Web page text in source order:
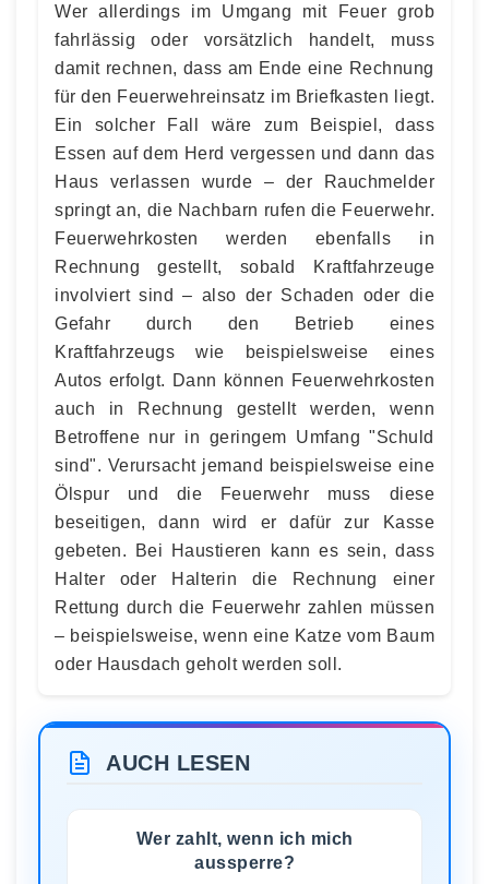
Wer allerdings im Umgang mit Feuer grob
fahrlässig oder vorsätzlich handelt, muss
damit rechnen, dass am Ende eine Rechnung
für den Feuerwehreinsatz im Briefkasten liegt.
Ein solcher Fall wäre zum Beispiel, dass
Essen auf dem Herd vergessen und dann das
Haus verlassen wurde – der Rauchmelder
springt an, die Nachbarn rufen die Feuerwehr.
Feuerwehrkosten werden ebenfalls in
Rechnung gestellt, sobald Kraftfahrzeuge
involviert sind – also der Schaden oder die
Gefahr durch den Betrieb eines
Kraftfahrzeugs wie beispielsweise eines
Autos erfolgt. Dann können Feuerwehrkosten
auch in Rechnung gestellt werden, wenn
Betroffene nur in geringem Umfang "Schuld
sind". Verursacht jemand beispielsweise eine
Ölspur und die Feuerwehr muss diese
beseitigen, dann wird er dafür zur Kasse
gebeten. Bei Haustieren kann es sein, dass
Halter oder Halterin die Rechnung einer
Rettung durch die Feuerwehr zahlen müssen
– beispielsweise, wenn eine Katze vom Baum
oder Hausdach geholt werden soll.
AUCH LESEN
Wer zahlt, wenn ich mich
aussperre?